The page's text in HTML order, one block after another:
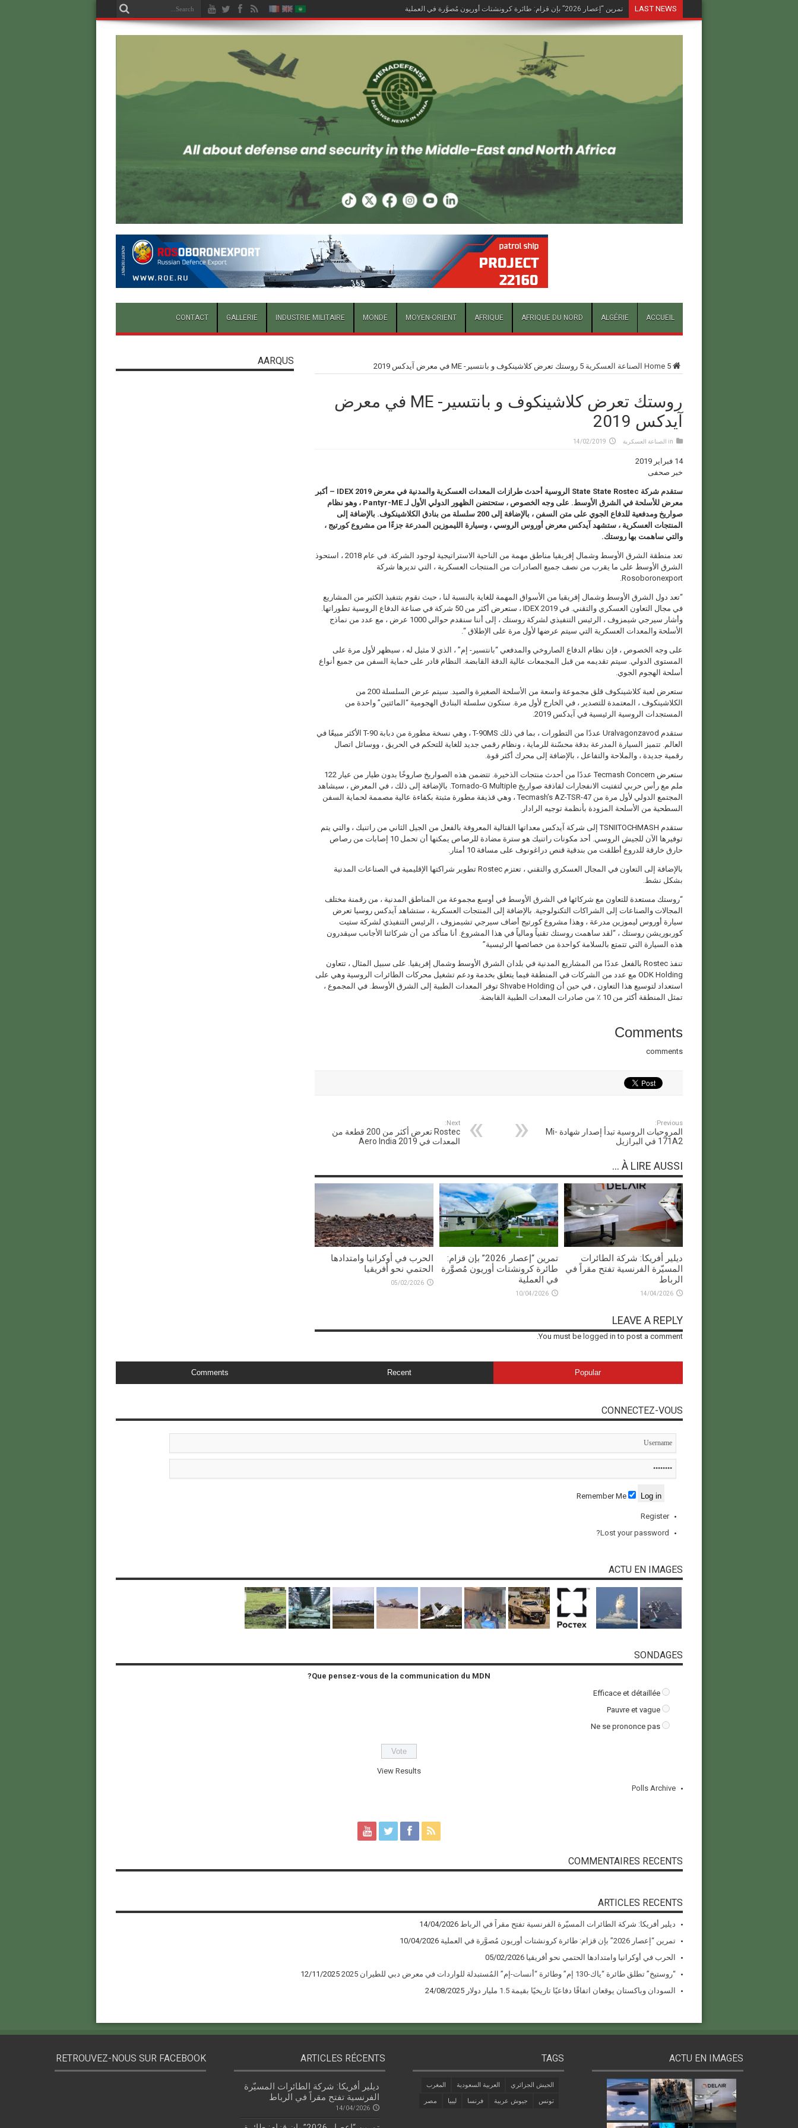
LAST NEWS تمرين “إعصار 2026” بإن قزام: طائرة كرونشتات أوريون مُصوَّرة في العملية
ACCUEIL
ALGÉRIE
AFRIQUE DU NORD
AFRIQUE
MOYEN-ORIENT
MONDE
INDUSTRIE MILITAIRE
GALLERIE
CONTACT
Home5 الصناعة العسكرية 5 روستك تعرض كلاشينكوف و بانتسير- ME في معرض آيدكس 2019
روستك تعرض كلاشينكوف و بانتسير- ME في معرض
آيدكس 2019
in الصناعة العسكرية 14/02/2019
14 فبراير 2019
خبر صحفى
ستقدم شركة State State Rostec الروسية أحدث طرازات المعدات العسكرية والمدنية في معرض IDEX 2019 – أكبر
معرض للأسلحة في الشرق الأوسط. على وجه الخصوص ، ستحتضن الظهور الدولي الأول لـ Pantyr-ME ، وهو نظام
صواريخ ومدفعية للدفاع الجوي على متن السفن ، بالإضافة إلى 200 سلسلة من بنادق الكلاشينكوف. بالإضافة إلى
المنتجات العسكرية ، ستشهد آيدكس معرض أوروس الروسي ، وسيارة الليموزين المدرعة جزءًا من مشروع كورتيج ،
والتي ساهمت بها روستك.
تعد منطقة الشرق الأوسط وشمال إفريقيا مناطق مهمة من الناحية الاستراتيجية لوجود الشركة. في عام 2018 ، استحوذ
الشرق الأوسط على ما يقرب من نصف جميع الصادرات من المنتجات العسكرية ، التي تديرها شركة
Rosoboronexport.
“تعد دول الشرق الأوسط وشمال إفريقيا من الأسواق المهمة للغاية بالنسبة لنا ، حيث نقوم بتنفيذ الكثير من المشاريع
في مجال التعاون العسكري والتقني. في IDEX 2019 ، ستعرض أكثر من 50 شركة في صناعة الدفاع الروسية تطوراتها.
وأشار سيرجي شيمزوف ، الرئيس التنفيذي لشركة روستك ، إلى أننا سنقدم حوالي 1000 عرض ، مع عدد من نماذج
الأسلحة والمعدات العسكرية التي سيتم عرضها لأول مرة على الإطلاق “.
على وجه الخصوص ، فإن نظام الدفاع الصاروخي والمدفعي “بانتسير- إم” ، الذي لا مثيل له ، سيظهر لأول مرة على
المستوى الدولي. سيتم تقديمه من قبل المجمعات عالية الدقة القابضة. النظام قادر على حماية السفن من جميع أنواع
أسلحة الهجوم الجوي.
ستعرض لعبة كلاشينكوف قلق مجموعة واسعة من الأسلحة الصغيرة والصيد. سيتم عرض السلسلة 200 من
الكلاشينكوف ، المعتمدة للتصدير ، في الخارج لأول مرة. ستكون سلسلة البنادق الهجومية “المائتين” واحدة من
المستجدات الروسية الرئيسية في آيدكس 2019.
ستقدم Uralvagonzavod عددًا من التطورات ، بما في ذلك T-90MS ، وهي نسخة مطورة من دبابة T-90 الأكثر مبيعًا في
العالم. تتميز السيارة المدرعة بدقة محسّنة للرماية ، ونظام رقمي جديد للغاية للتحكم في الحريق ، ووسائل اتصال
رقمية جديدة ، والملاحة والتفاعل ، بالإضافة إلى محرك أكثر قوة.
ستعرض Tecmash Concern عددًا من أحدث منتجات الذخيرة. تتضمن هذه الصواريخ صاروخًا بدون طيار من عيار 122
ملم مع رأس حربي لتفتيت الانفجارات لقاذفة صواريخ Tornado-G Multiple. بالإضافة إلى ذلك ، في المعرض ، سيشاهد
المجتمع الدولي لأول مرة من Tecmash’s AZ-TSR-47 ، وهي قذيفة مطورة مثبتة بكفاءة عالية مصممة لحماية السفن
السطحية من الأسلحة المزودة بأنظمة توجيه الرادار.
ستقدم TSNIITOCHMASH إلى شركة آيدكس معداتها القتالية المعروفة بالفعل من الجيل الثاني من راتنيك ، والتي يتم
توفيرها الآن للجيش الروسي. أحد مكونات راتنيك هو سترة مضادة للرصاص يمكنها أن تحمل 10 إصابات من رصاص
حارق خارقة للدروع أطلقت من بندقية قنص دراغونوف على مسافة 10 أمتار.
بالإضافة إلى التعاون في المجال العسكري والتقني ، تعتزم Rostec تطوير شراكتها الإقليمية في الصناعات المدنية
بشكل نشط.
“روستك مستعدة للتعاون مع شركائها في الشرق الأوسط في أوسع مجموعة من المناطق المدنية ، من رقمنة مختلف
المجالات والصناعات إلى الشراكات التكنولوجية. بالإضافة إلى المنتجات العسكرية ، ستشاهد آيدكس روسيا تعرض
سيارة أوروس ليموزين مدرعة ، وهذا مشروع كورتيج أضاف سيرجي تشيمزوف ، الرئيس التنفيذي لشركة ستيت
كوربوريشن روستك ، “لقد ساهمت روستك تقنياً ومالياً في هذا المشروع. أنا متأكد من أن شركائنا الأجانب سيقدرون
هذه السيارة التي تتمتع بالسلامة كواحدة من خصائصها الرئيسية”
تنفذ Rostec بالفعل عددًا من المشاريع المدنية في بلدان الشرق الأوسط وشمال إفريقيا. على سبيل المثال ، تتعاون
ODK Holding مع عدد من الشركات في المنطقة فيما يتعلق بخدمة ودعم تشغيل محركات الطائرات الروسية وهي على
استعداد لتوسيع هذا التعاون ، في حين أن Shvabe Holding توفر المعدات الطبية إلى الشرق الأوسط. في المجموع ،
تمثل المنطقة أكثر من 10 ٪ من صادرات المعدات الطبية القابضة.
Comments
comments
Previous:
المروحيات الروسية تبدأ إصدار شهادة Mi-
171A2 في البرازيل
Next:
Rostec تعرض أكثر من 200 قطعة من
المعدات في Aero India 2019
À LIRE AUSSI ...
ديلير أفريكا: شركة الطائرات
المسيّرة الفرنسية تفتح مقراً في
الرباط
14/04/2026
تمرين “إعصار 2026” بإن قزام:
طائرة كرونشتات أوريون مُصوَّرة
في العملية
10/04/2026
الحرب في أوكرانيا وامتدادها
الحتمي نحو أفريقيا
05/02/2026
LEAVE A REPLY
You must be logged in to post a comment.
AARQUS
Popular
Recent
Comments
CONNECTEZ-VOUS
Remember Me
Register
Lost your password?
ACTU EN IMAGES
SONDAGES
Que pensez-vous de la communication du MDN?
Efficace et détaillée
Pauvre et vague
Ne se prononce pas
View Results
Polls Archive
COMMENTAIRES RECENTS
ARTICLES RECENTS
ديلير أفريكا: شركة الطائرات المسيّرة الفرنسية تفتح مقراً في الرباط 14/04/2026
تمرين “إعصار 2026” بإن قزام: طائرة كرونشتات أوريون مُصوَّرة في العملية
10/04/2026
الحرب في أوكرانيا وامتدادها الحتمي نحو أفريقيا 05/02/2026
“روستيخ” تطلق طائرة “ياك-130 إم” وطائرة “أنسات-إم” المُستبدلة للواردات في معرض دبي للطيران 2025
12/11/2025
السودان وباكستان يوقعان اتفاقًا دفاعيًا تاريخيًا بقيمة 1.5 مليار دولار
24/08/2025
ACTU EN IMAGES
TAGS
الجيش الجزائري العربية السعودية المغرب
تونس جيوش عربية فرنسا ليبيا مصر
ARTICLES RÉCENTS
ديلير أفريكا: شركة الطائرات المسيّرة
الفرنسية تفتح مقراً في الرباط
14/04/2026
RETROUVEZ-NOUS SUR FACEBOOK